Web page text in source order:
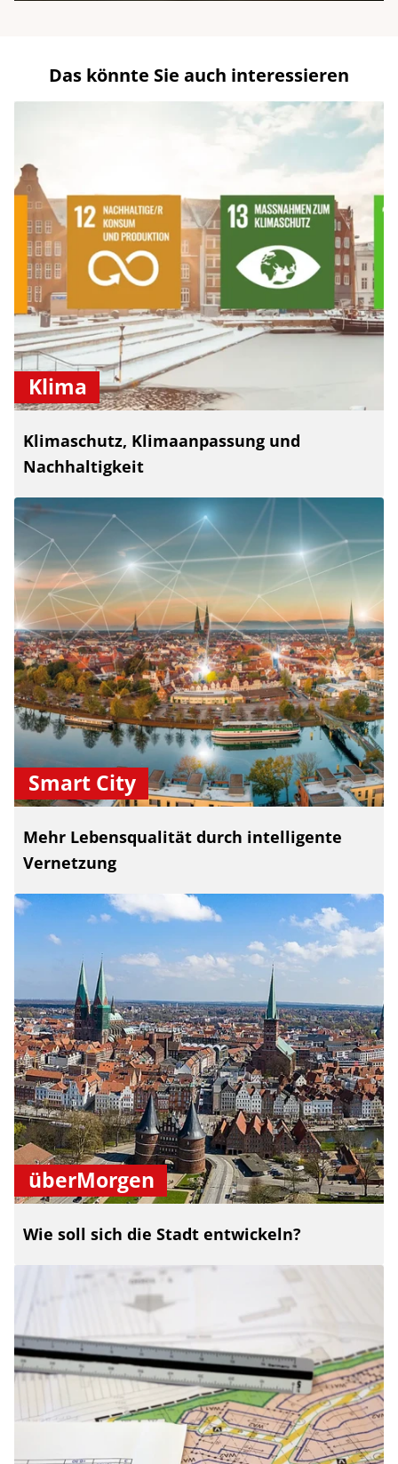
Das könnte Sie auch interessieren
Klima
Klimaschutz, Klimaanpassung und
Nachhaltigkeit
Smart City
Mehr Lebensqualität durch intelligente
Vernetzung
überMorgen
Wie soll sich die Stadt entwickeln?